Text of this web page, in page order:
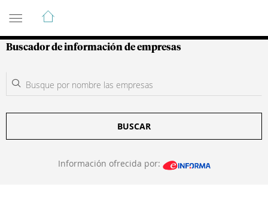
Guía de Empresas Colombianas
Buscador de información de empresas
BUSCAR
Información ofrecida por: